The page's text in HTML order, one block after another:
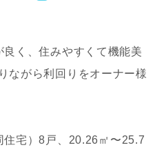
く、住みやすくて機能美
ながら利回りをオーナー様
住宅）8戸、20.26㎡〜25.7